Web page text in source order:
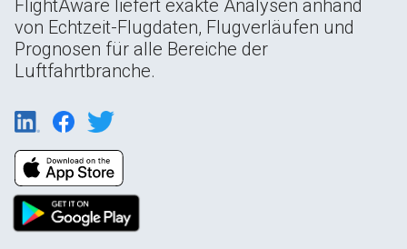
FlightAware liefert exakte Analysen anhand
von Echtzeit-Flugdaten, Flugverläufen und
Prognosen für alle Bereiche der
Luftfahrtbranche.